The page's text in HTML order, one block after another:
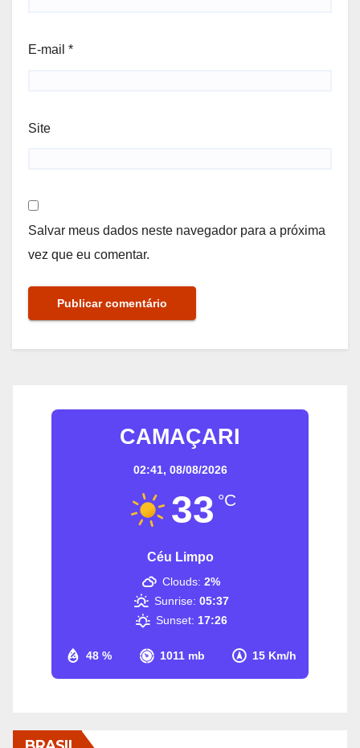
E-mail *
Site
Salvar meus dados neste navegador para a próxima
vez que eu comentar.
CAMAÇARI
02:41, 08/08/2026
33 °C
Céu Limpo
48 % 1011 mb 15 Km/h
Clouds: 2%
Sunrise: 05:37
Sunset: 17:26